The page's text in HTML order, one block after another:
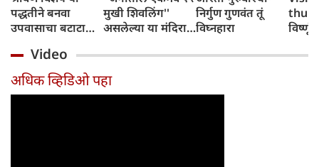
पद्धतीने बनवा
उपवासाचा बटाटा
करतील
मुखी शिवलिंग''
असलेल्या या मंदिरात
लपवत असत
निर्गुण गुणवंत तूं
विघ्नहारा
Video
अधिक व्हिडिओ पहा